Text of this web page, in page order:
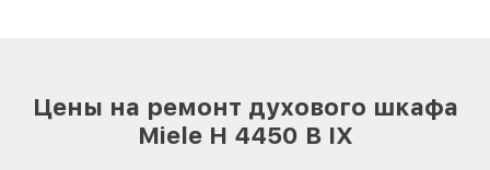
Цены на ремонт духового шкафа
Miele H 4450 B IX